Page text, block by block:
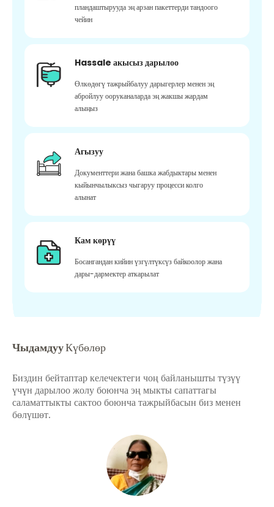
пландаштырууда эң арзан пакеттерди тандоого
чейин
Hassale акысыз дарылоо
Өлкөдөгү тажрыйбалуу дарыгерлер менен эң
абройлуу ооруканаларда эң жакшы жардам
алыңыз
Агызуу
Документтери жана башка жабдыктары менен
кыйынчылыксыз чыгаруу процесси колго
алынат
Кам көрүү
Босангандан кийин үзгүлтүксүз байкоолор жана
дары-дармектер аткарылат
ЧыдамдууКүбөлөр
Биздин бейтаптар келечектеги чоң байланышты түзүү
үчүн дарылоо жолу боюнча эң мыкты сапаттагы
саламаттыкты сактоо боюнча тажрыйбасын биз менен
бөлүшөт.